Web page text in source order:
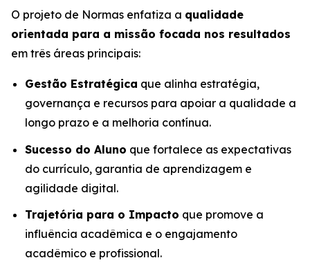
O projeto de Normas enfatiza a qualidade
orientada para a missão focada nos resultados
em três áreas principais:
Gestão Estratégica que alinha estratégia,
governança e recursos para apoiar a qualidade a
longo prazo e a melhoria contínua.
Sucesso do Aluno que fortalece as expectativas
do currículo, garantia de aprendizagem e
agilidade digital.
Trajetória para o Impacto que promove a
influência acadêmica e o engajamento
acadêmico e profissional.